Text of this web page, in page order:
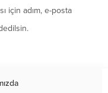
için adım, e-posta